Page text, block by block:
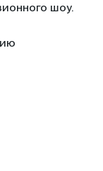
шоу.